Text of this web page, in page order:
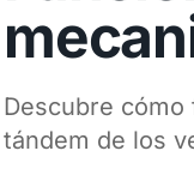
Descubre
tándem de los